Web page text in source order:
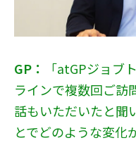
GP：
「atGPジョブ
ラインで複数回ご訪
話もいただいたと聞
とでどのような変化